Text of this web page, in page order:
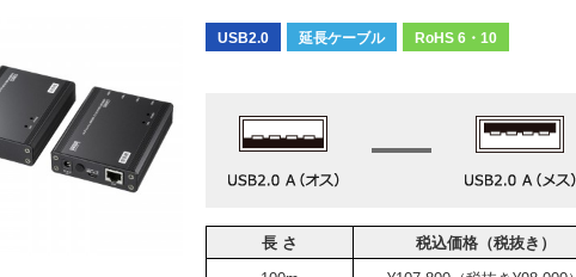
USB2.0 延長ケーブル RoHS 6・10
長 さ 税込価格（税抜き）